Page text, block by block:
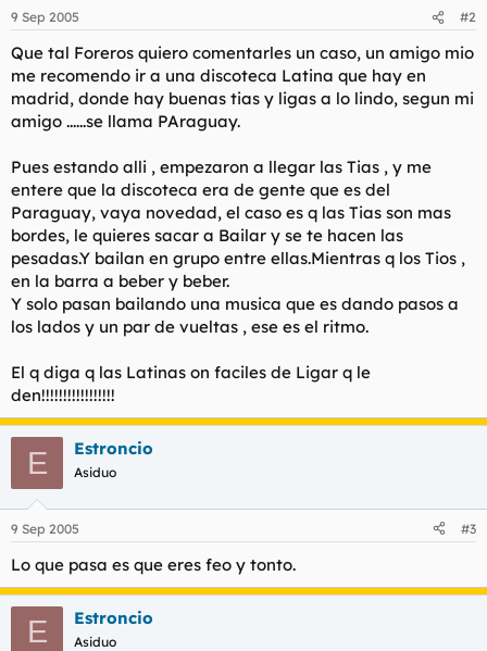
9 Sep 2005 #2
Que tal Foreros quiero comentarles un caso, un amigo mio
me recomendo ir a una discoteca Latina que hay en
madrid, donde hay buenas tias y ligas a lo lindo, segun mi
amigo ......se llama PAraguay.
Pues estando alli , empezaron a llegar las Tias , y me
entere que la discoteca era de gente que es del
Paraguay, vaya novedad, el caso es q las Tias son mas
bordes, le quieres sacar a Bailar y se te hacen las
pesadas.Y bailan en grupo entre ellas.Mientras q los Tios ,
en la barra a beber y beber.
Y solo pasan bailando una musica que es dando pasos a
los lados y un par de vueltas , ese es el ritmo.
El q diga q las Latinas on faciles de Ligar q le
den!!!!!!!!!!!!!!!!!
E Estroncio
Asiduo
9 Sep 2005 #3
Lo que pasa es que eres feo y tonto.
E Estroncio
Asiduo